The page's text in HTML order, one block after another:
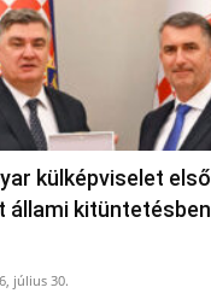
külképviselet első
állami kitüntetésben
július 30.